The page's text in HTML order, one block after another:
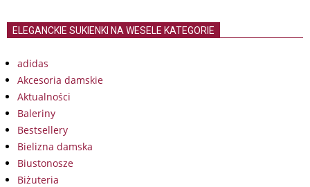
ELEGANCKIE SUKIENKI NA WESELE KATEGORIE
adidas
Akcesoria damskie
Aktualności
Baleriny
Bestsellery
Bielizna damska
Biustonosze
Biżuteria